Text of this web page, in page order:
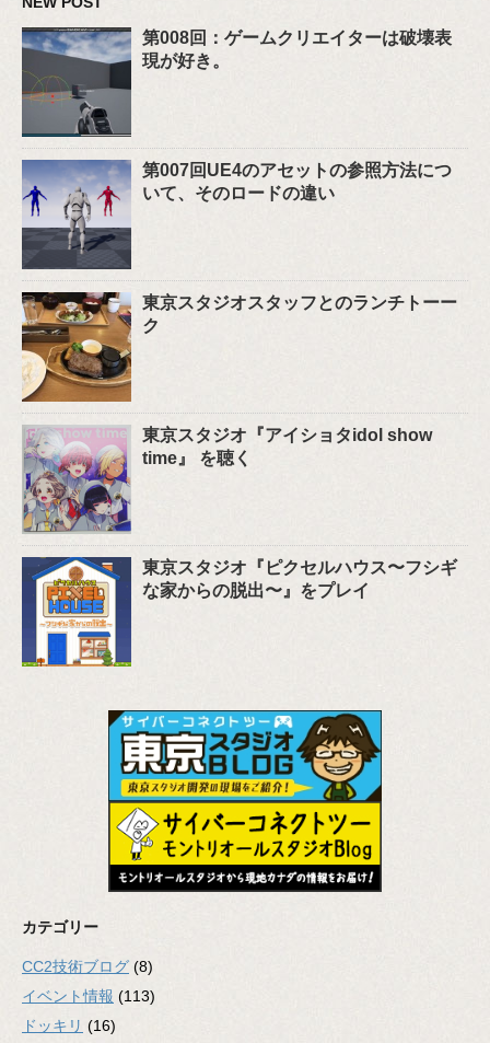
第008回：ゲームクリエイターは破壊表
現が好き。
第007回UE4のアセットの参照方法につ
いて、そのロードの違い
東京スタジオスタッフとのランチトーー
ク
東京スタジオ『アイショタidol show
time』 を聴く
東京スタジオ『ピクセルハウス〜フシギ
な家からの脱出〜』をプレイ
カテゴリー
CC2技術ブログ (8)
イベント情報 (113)
ドッキリ (16)